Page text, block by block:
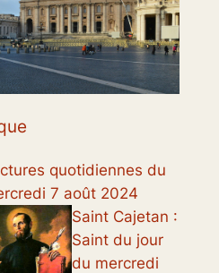
quotidiennes du
7 août 2024
Saint Cajetan :
Saint du jour
du mercredi